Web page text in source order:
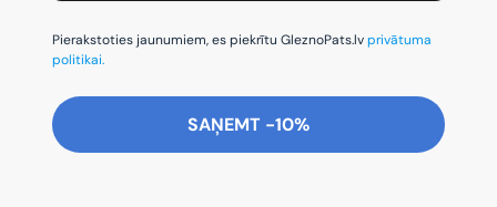
Pierakstoties jaunumiem, es piekrītu GleznoPats.lvprivātuma
politikai.
SAŅEMT -10%